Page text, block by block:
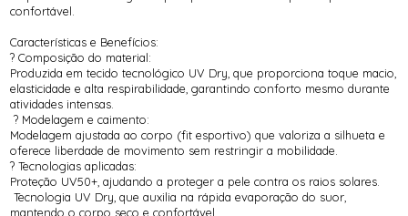
confortável.
Características e Benefícios:
? Composição do material:
Produzida em tecido tecnológico UV Dry, que proporciona toque macio,
elasticidade e alta respirabilidade, garantindo conforto mesmo durante
atividades intensas.
? Modelagem e caimento:
Modelagem ajustada ao corpo (fit esportivo) que valoriza a silhueta e
oferece liberdade de movimento sem restringir a mobilidade.
? Tecnologias aplicadas:
Proteção UV50+, ajudando a proteger a pele contra os raios solares.
Tecnologia UV Dry, que auxilia na rápida evaporação do suor,
mantendo o corpo seco e confortável.